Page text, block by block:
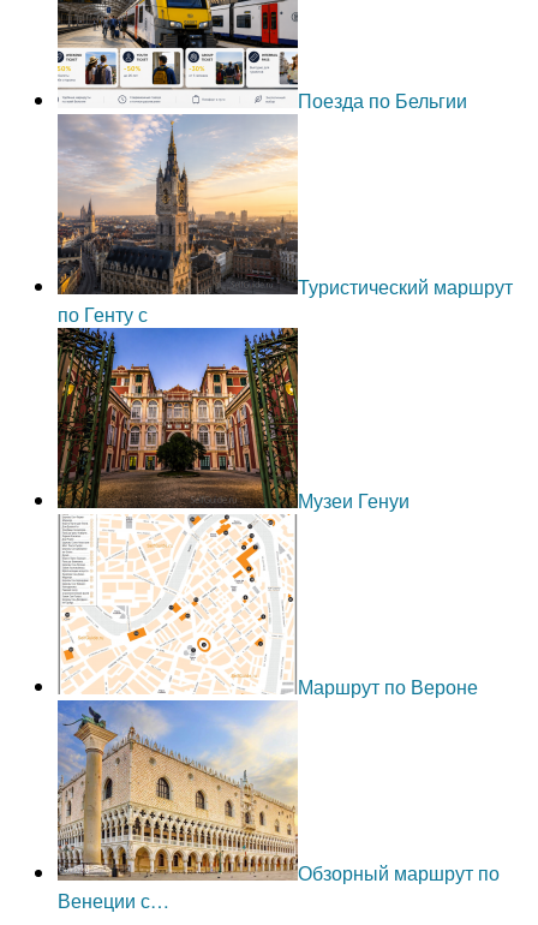
Поезда по Бельгии
Туристический маршрут
по Генту с
Музеи Генуи
Маршрут по Вероне
Обзорный маршрут по
Венеции с…